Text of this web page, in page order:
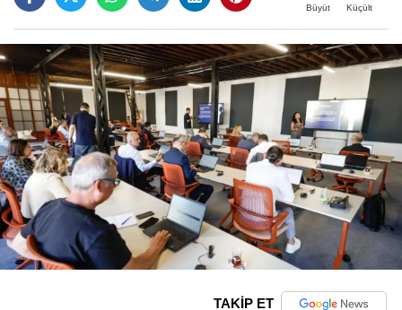
Büyüt Küçült
TAKİP ET